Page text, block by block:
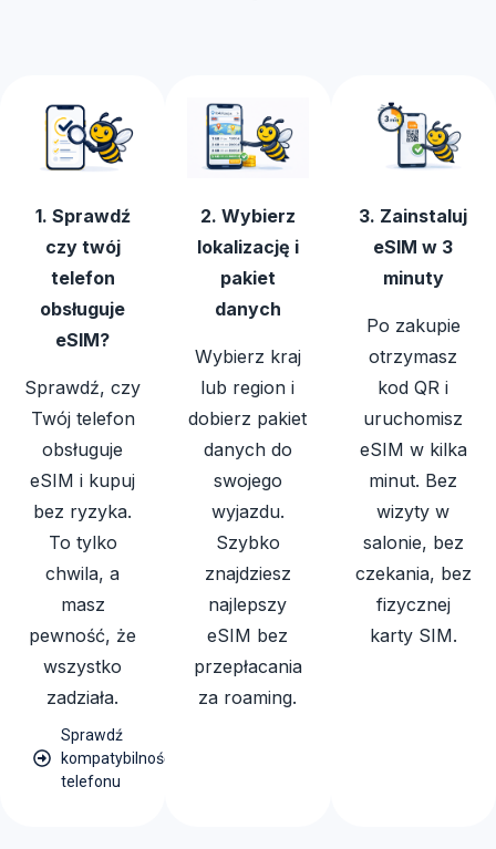
1. Sprawdź
czy twój
telefon
obsługuje
eSIM?
Sprawdź, czy
Twój telefon
obsługuje
eSIM i kupuj
bez ryzyka.
To tylko
chwila, a
masz
pewność, że
wszystko
zadziała.
Sprawdź
kompatybilność
telefonu
2. Wybierz
lokalizację i
pakiet
danych
Wybierz kraj
lub region i
dobierz pakiet
danych do
swojego
wyjazdu.
Szybko
znajdziesz
najlepszy
eSIM bez
przepłacania
za roaming.
3. Zainstaluj
eSIM w 3
minuty
Po zakupie
otrzymasz
kod QR i
uruchomisz
eSIM w kilka
minut. Bez
wizyty w
salonie, bez
czekania, bez
fizycznej
karty SIM.